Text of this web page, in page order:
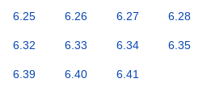
6.25 6.26 6.27 6.28
6.32 6.33 6.34 6.35
6.39 6.40 6.41